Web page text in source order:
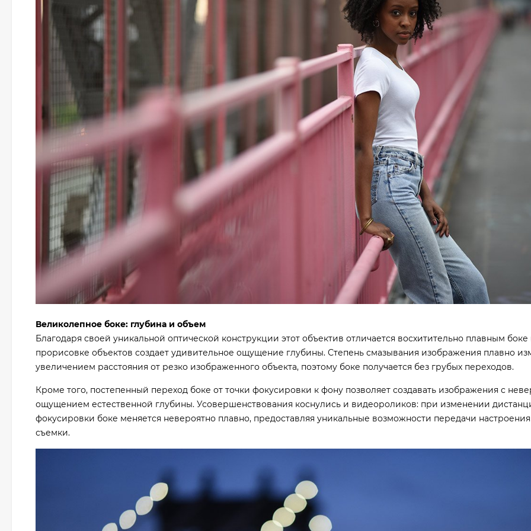
Великолепное боке: глубина и объем
Благодаря своей уникальной оптической конструкции этот объектив отличается восхитительно плавным
прорисовке объектов создает удивительное ощущение глубины. Степень смазывания изображения плавно
увеличением расстояния от резко изображенного объекта, поэтому боке получается без грубых переходов.
Кроме того, постепенный переход боке от точки фокусировки к фону позволяет создавать изображения с
ощущением естественной глубины. Усовершенствования коснулись и видеороликов: при изменении
фокусировки боке меняется невероятно плавно, предоставляя уникальные возможности передачи
съемки.